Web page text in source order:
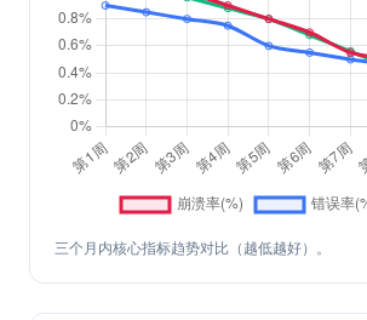
三个月内核心指标趋势对比（越低越好）。